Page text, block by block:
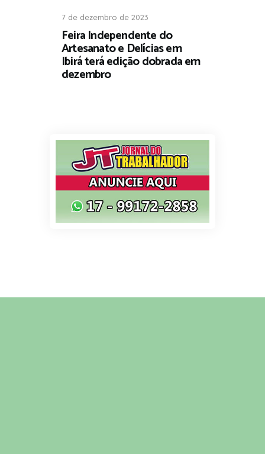
7 de dezembro de 2023
Feira Independente do
Artesanato e Delícias em
Ibirá terá edição dobrada em
dezembro